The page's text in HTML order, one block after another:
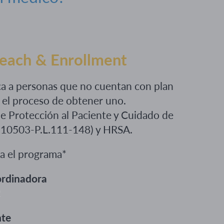
& Enrollment
a personas que no cuentan con plan
proceso de obtener uno.
Protección al Paciente y Cuidado de
P.L.111-148) y HRSA.
el programa*